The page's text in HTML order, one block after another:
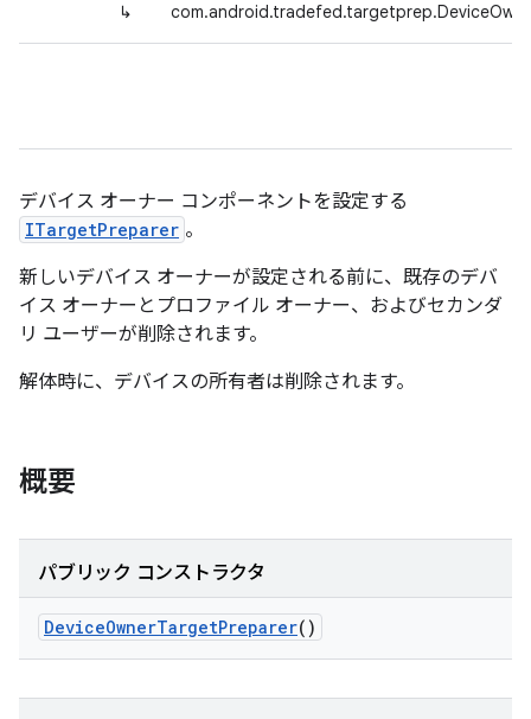
↳
デバイス オーナー コンポーネントを設定する
ITargetPreparer 。
新しいデバイス オーナーが設定される前に、既存のデバ
イス オーナーとプロファイル オーナー、およびセカンダ
リ ユーザーが削除されます。
解体時に、デバイスの所有者は削除されます。
概要
パブリック コンストラクタ
DeviceOwnerTargetPreparer()